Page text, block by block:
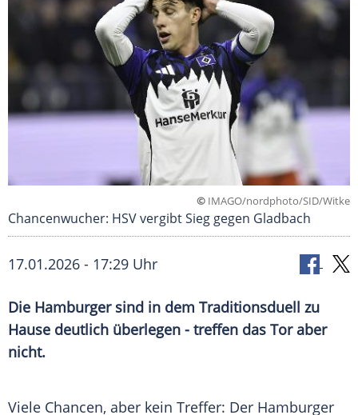
© IMAGO/nordphoto/SID/Witke
Chancenwucher: HSV vergibt Sieg gegen Gladbach
17.01.2026 - 17:29 Uhr
Die Hamburger sind in dem Traditionsduell zu
Hause deutlich überlegen - treffen das Tor aber
nicht.
Viele Chancen, aber kein Treffer: Der Hamburger